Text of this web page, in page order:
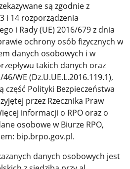
są zgodnie z
i 14 rozporządzenia
i Rady (UE) 2016/679 z dnia
ochrony osób fizycznych w
danych osobowych i w
takich danych oraz
WE (Dz.U.UE.L.2016.119.1),
część Polityki Bezpieczeństwa
przez Rzecznika Praw
informacji o RPO oraz o
osobowe w Biurze RPO,
bip.brpo.gov.pl.
danych osobowych jest